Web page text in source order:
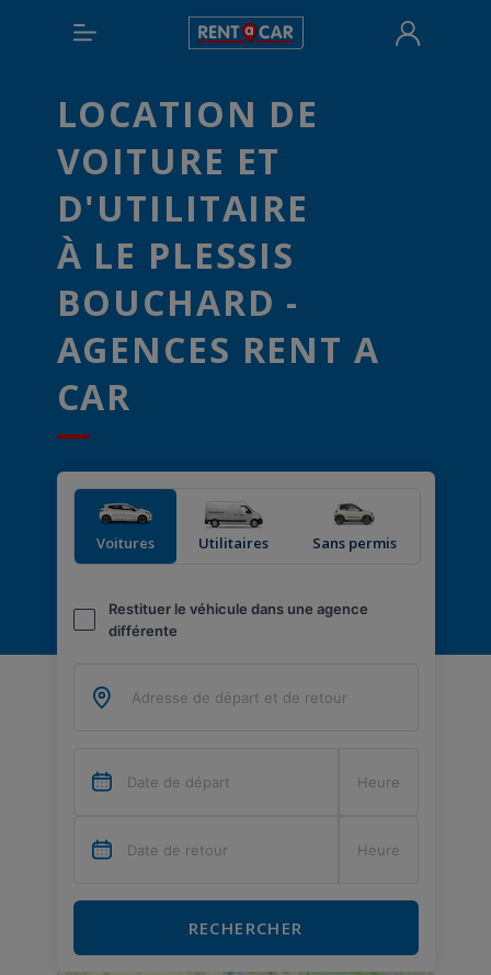
LOCATION DE
VOITURE ET
D'UTILITAIRE
À LE PLESSIS
BOUCHARD -
AGENCES RENT A
CAR
Voitures Utilitaires Sans permis
Restituer le véhicule dans une agence
différente
RECHERCHER